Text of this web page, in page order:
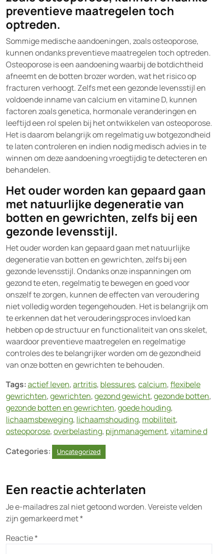
preventieve maatregelen toch
optreden.
Sommige medische aandoeningen, zoals osteoporose,
kunnen ondanks preventieve maatregelen toch optreden.
Osteoporose is een aandoening waarbij de botdichtheid
afneemt en de botten brozer worden, wat het risico op
fracturen verhoogt. Zelfs met een gezonde levensstijl en
voldoende inname van calcium en vitamine D, kunnen
factoren zoals genetica, hormonale veranderingen en
leeftijd een rol spelen bij het ontwikkelen van osteoporose.
Het is daarom belangrijk om regelmatig uw botgezondheid
te laten controleren en indien nodig medisch advies in te
winnen om deze aandoening vroegtijdig te detecteren en
behandelen.
Het ouder worden kan gepaard gaan
met natuurlijke degeneratie van
botten en gewrichten, zelfs bij een
gezonde levensstijl.
Het ouder worden kan gepaard gaan met natuurlijke
degeneratie van botten en gewrichten, zelfs bij een
gezonde levensstijl. Ondanks onze inspanningen om
gezond te eten, regelmatig te bewegen en goed voor
onszelf te zorgen, kunnen de effecten van veroudering
niet volledig worden tegengehouden. Het is belangrijk om
te erkennen dat het verouderingsproces invloed kan
hebben op de structuur en functionaliteit van ons skelet,
waardoor preventieve maatregelen en regelmatige
controles des te belangrijker worden om de gezondheid
van onze botten en gewrichten te behouden.
Tags:actief leven,artritis, blessures,calcium,flexibele
gewrichten,gewrichten,gezond gewicht,gezonde botten,
gezonde botten en gewrichten,goede houding,
lichaamsbeweging, lichaamshouding, mobiliteit,
osteoporose,overbelasting, pijnmanagement,vitamine d
Categories:
Uncategorized
Een reactie achterlaten
Je e-mailadres zal niet getoond worden.Vereiste velden
zijn gemarkeerd met*
Reactie*